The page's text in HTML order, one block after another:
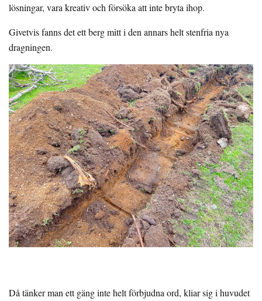
lösningar, vara kreativ och försöka att inte bryta ihop.
Givetvis fanns det ett berg mitt i den annars helt stenfria nya
dragningen.
Då tänker man ett gäng inte helt förbjudna ord, kliar sig i huvudet